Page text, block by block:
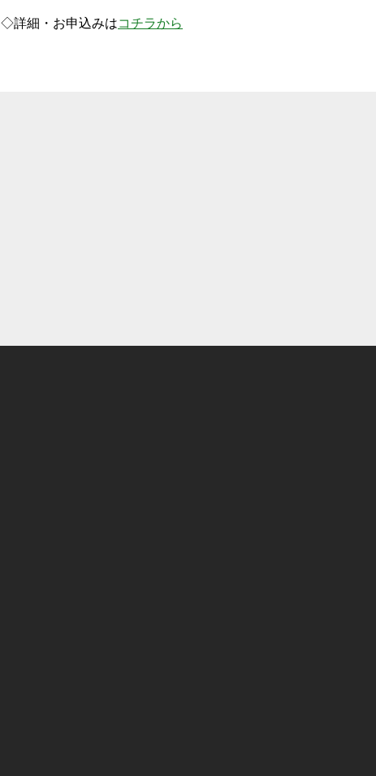
◇詳細・お申込みはコチラから